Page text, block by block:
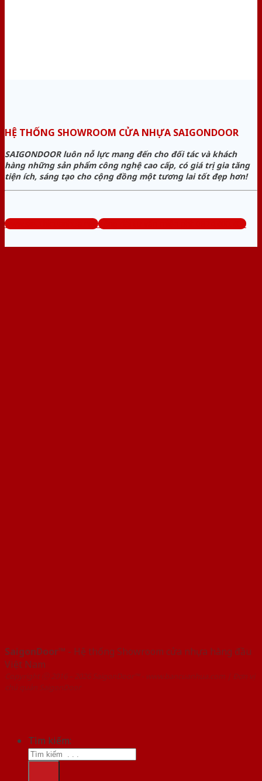
HỆ THỐNG SHOWROOM CỬA NHỰA SAIGONDOOR
SAIGONDOOR luôn nỗ lực mang đến cho đối tác và khách
hàng những sản phẩm công nghệ cao cấp, có giá trị gia tăng
tiện ích, sáng tạo cho cộng đồng một tương lai tốt đẹp hơn!
www.sieuthicuanhua.net Tổng đài tư vấn miễn phí: 0824.400.400
SaigonDoor™ - Hệ thống Showroom cửa nhựa hàng đầu
Việt Nam
Copyright ⓒ 2016 – 2026 SaigonDoor™ - www.bancuanhua.com | Đơn vị
chủ quản SaigonDoor
Tìm kiếm: